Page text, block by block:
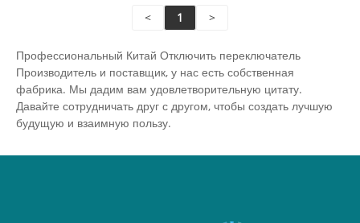
< 1 >
Профессиональный Китай Отключить переключатель
Производитель и поставщик, у нас есть собственная
фабрика. Мы дадим вам удовлетворительную цитату.
Давайте сотрудничать друг с другом, чтобы создать лучшую
будущую и взаимную пользу.